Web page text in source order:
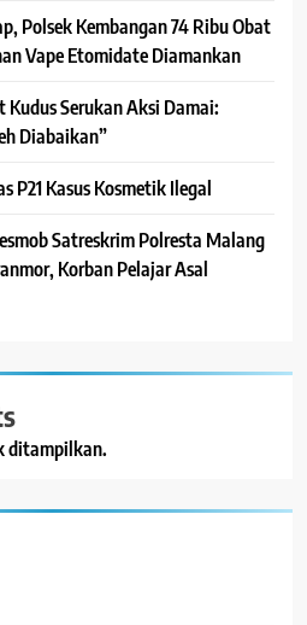
Polsek Kembangan 74 Ribu Obat
Vape Etomidate Diamankan
Serukan Aksi Damai:
Diabaikan”
P21 Kasus Kosmetik Ilegal
Satreskrim Polresta Malang
Korban Pelajar Asal
ditampilkan.